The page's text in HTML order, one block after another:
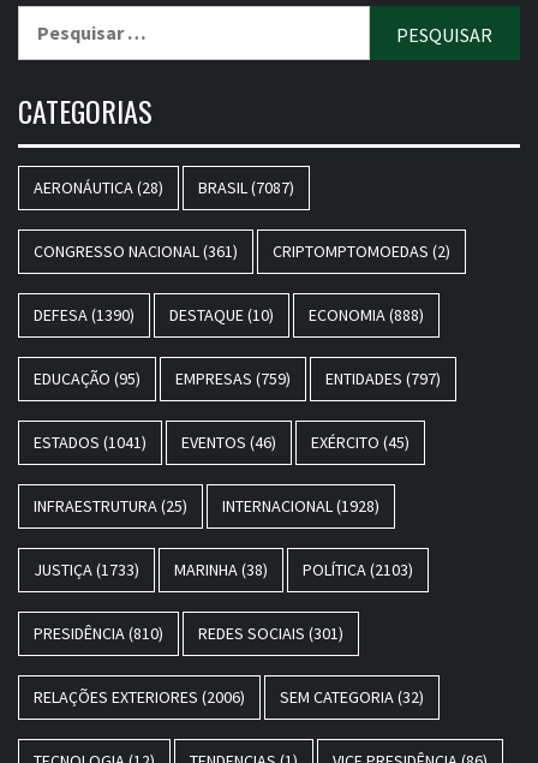
por:
CATEGORIAS
AERONÁUTICA(28) BRASIL(7087)
CONGRESSO NACIONAL(361) CRIPTOMPTOMOEDAS (2)
DEFESA(1390) DESTAQUE(10) ECONOMIA(888)
EDUCAÇÃO (95) EMPRESAS (759) ENTIDADES (797)
ESTADOS (1041) EVENTOS (46) EXÉRCITO (45)
INFRAESTRUTURA(25) INTERNACIONAL(1928)
JUSTIÇA(1733) MARINHA(38) POLÍTICA(2103)
PRESIDÊNCIA(810) REDES SOCIAIS (301)
RELAÇÕES EXTERIORES (2006) SEM CATEGORIA(32)